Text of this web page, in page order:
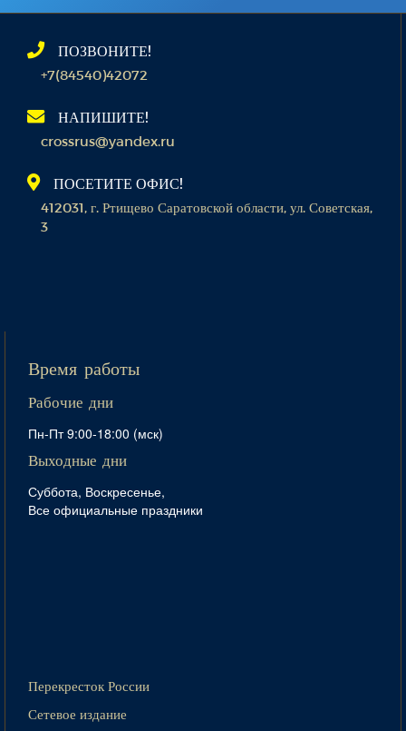
ПОЗВОНИТЕ!
+7(84540)42072
НАПИШИТЕ!
crossrus@yandex.ru
ПОСЕТИТЕ ОФИС!
412031, г. Ртищево Саратовской области, ул. Советская,
3
Время работы
Рабочие дни
Пн-Пт 9:00-18:00 (мск)
Выходные дни
Суббота, Воскресенье,
Все официальные праздники
Перекресток России
Сетевое издание